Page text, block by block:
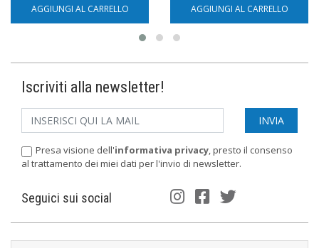
AGGIUNGI AL CARRELLO AGGIUNGI AL CARRELLO
Iscriviti alla newsletter!
Presa visione dell'informativa privacy, presto il consenso
al trattamento dei miei dati per l'invio di newsletter.
Seguici sui social